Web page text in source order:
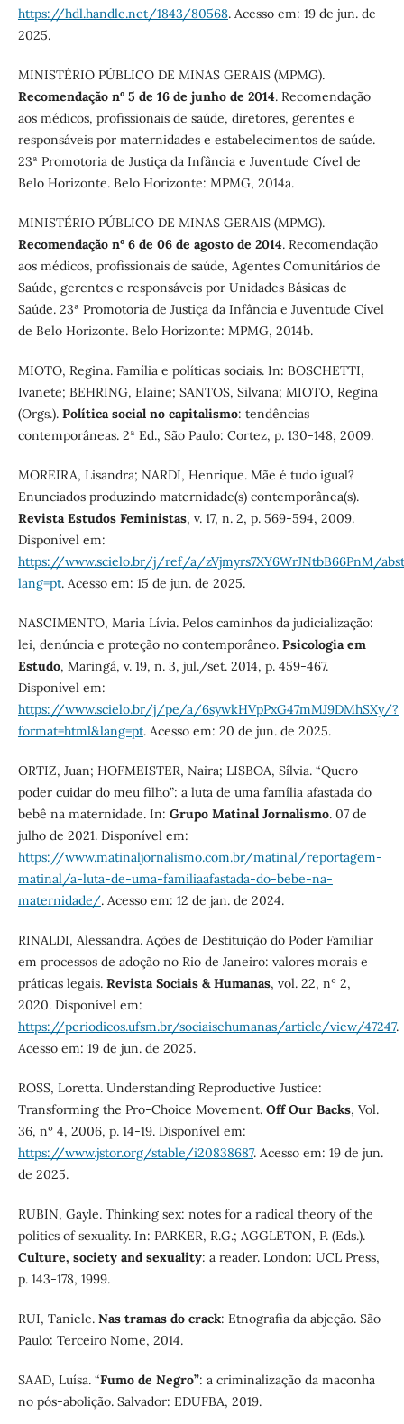
https://hdl.handle.net/1843/80568. Acesso em: 19 de jun. de
2025.
MINISTÉRIO PÚBLICO DE MINAS GERAIS (MPMG).
Recomendação nº 5 de 16 de junho de 2014. Recomendação
aos médicos, profissionais de saúde, diretores, gerentes e
responsáveis por maternidades e estabelecimentos de saúde.
23ª Promotoria de Justiça da Infância e Juventude Cível de
Belo Horizonte. Belo Horizonte: MPMG, 2014a.
MINISTÉRIO PÚBLICO DE MINAS GERAIS (MPMG).
Recomendação nº 6 de 06 de agosto de 2014. Recomendação
aos médicos, profissionais de saúde, Agentes Comunitários de
Saúde, gerentes e responsáveis por Unidades Básicas de
Saúde. 23ª Promotoria de Justiça da Infância e Juventude Cível
de Belo Horizonte. Belo Horizonte: MPMG, 2014b.
MIOTO, Regina. Família e políticas sociais. In: BOSCHETTI,
Ivanete; BEHRING, Elaine; SANTOS, Silvana; MIOTO, Regina
(Orgs.). Política social no capitalismo: tendências
contemporâneas. 2ª Ed., São Paulo: Cortez, p. 130-148, 2009.
MOREIRA, Lisandra; NARDI, Henrique. Mãe é tudo igual?
Enunciados produzindo maternidade(s) contemporânea(s).
Revista Estudos Feministas, v. 17, n. 2, p. 569-594, 2009.
Disponível em:
https://www.scielo.br/j/ref/a/zVjmyrs7XY6WrJNtbB66PnM/
lang=pt. Acesso em: 15 de jun. de 2025.
NASCIMENTO, Maria Lívia. Pelos caminhos da judicialização:
lei, denúncia e proteção no contemporâneo. Psicologia em
Estudo, Maringá, v. 19, n. 3, jul./set. 2014, p. 459-467.
Disponível em:
https://www.scielo.br/j/pe/a/6sywkHVpPxG47mMJ9DMhSXy/?
format=html&lang=pt. Acesso em: 20 de jun. de 2025.
ORTIZ, Juan; HOFMEISTER, Naira; LISBOA, Sílvia. “Quero
poder cuidar do meu filho”: a luta de uma família afastada do
bebê na maternidade. In: Grupo Matinal Jornalismo. 07 de
julho de 2021. Disponível em:
https://www.matinaljornalismo.com.br/matinal/reportagem-
matinal/a-luta-de-uma-familiaafastada-do-bebe-na-
maternidade/. Acesso em: 12 de jan. de 2024.
RINALDI, Alessandra. Ações de Destituição do Poder Familiar
em processos de adoção no Rio de Janeiro: valores morais e
práticas legais. Revista Sociais & Humanas, vol. 22, nº 2,
2020. Disponível em:
https://periodicos.ufsm.br/sociaisehumanas/article/view/47247.
Acesso em: 19 de jun. de 2025.
ROSS, Loretta. Understanding Reproductive Justice:
Transforming the Pro-Choice Movement. Off Our Backs, Vol.
36, nº 4, 2006, p. 14-19. Disponível em:
https://www.jstor.org/stable/i20838687. Acesso em: 19 de jun.
de 2025.
RUBIN, Gayle. Thinking sex: notes for a radical theory of the
politics of sexuality. In: PARKER, R.G.; AGGLETON, P. (Eds.).
Culture, society and sexuality: a reader. London: UCL Press,
p. 143-178, 1999.
RUI, Taniele. Nas tramas do crack: Etnografia da abjeção. São
Paulo: Terceiro Nome, 2014.
SAAD, Luísa. “Fumo de Negro”: a criminalização da maconha
no pós-abolição. Salvador: EDUFBA, 2019.